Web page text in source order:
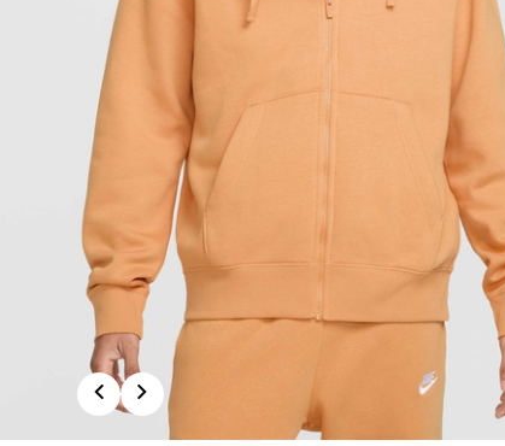
PreviousNext